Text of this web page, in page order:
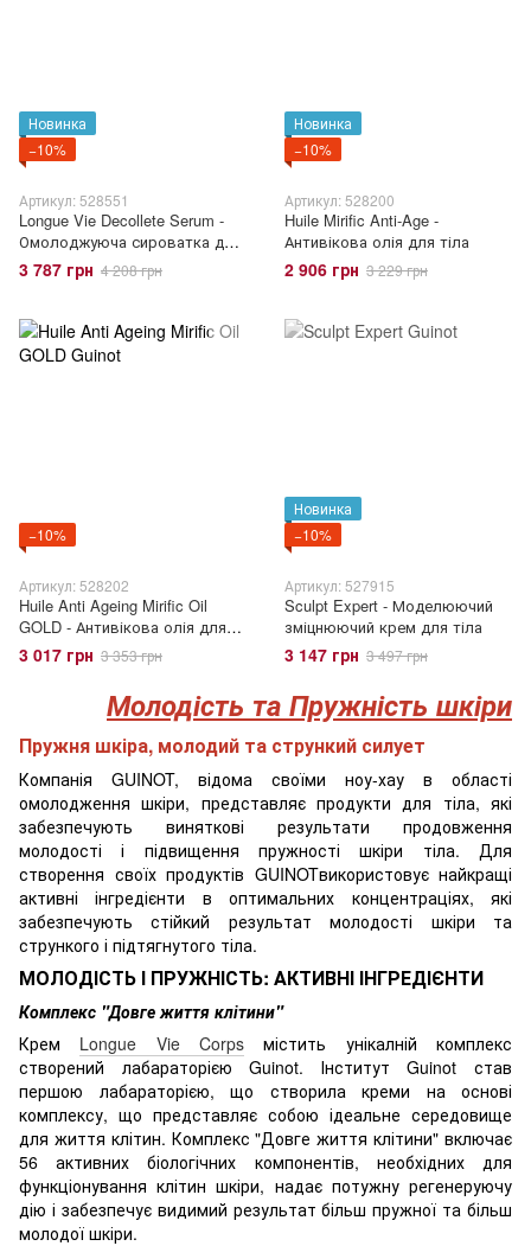
Новинка
−10%
Артикул: 528551
Longue Vie Decollete Serum -
Омолоджуюча сироватка для
декольте
3 787 грн 4 208 грн
Новинка
−10%
Артикул: 528200
Huile Mirific Anti-Age -
Антивікова олія для тіла
2 906 грн 3 229 грн
−10%
Артикул: 528202
Huile Anti Ageing Mirific Oil
GOLD - Антивікова олія для
тіла Mirific з блиском
3 017 грн 3 353 грн
Новинка
−10%
Артикул: 527915
Sculpt Expert - Моделюючий
зміцнюючий крем для тіла
3 147 грн 3 497 грн
Молодість та Пружність шкіри
Пружня шкіра, молодий та стрункий силует
Компанія GUINOT, відома своїми ноу-хау в області
омолодження шкіри, представляє продукти для тіла, які
забезпечують виняткові результати продовження
молодості і підвищення пружності шкіри тіла. Для
створення своїх продуктів GUINOTвикористовує найкращі
активні інгредієнти в оптимальних концентраціях, які
забезпечують стійкий результат молодості шкіри та
стрункого і підтягнутого тіла.
МОЛОДІСТЬ І ПРУЖНІСТЬ: АКТИВНІ ІНГРЕДІЄНТИ
Комплекс "Довге життя клітини"
Крем Longue Vie Corps містить унікалній комплекс
створений лабараторією Guinot. Інститут Guinot став
першою лабараторією, що створила креми на основі
комплексу, що представляє собою ідеальне середовище
для життя клітин. Комплекс "Довге життя клітини" включає
56 активних біологічних компонентів, необхідних для
функціонування клітин шкіри, надає потужну регенеруючу
дію і забезпечує видимий результат більш пружної та більш
молодої шкіри.